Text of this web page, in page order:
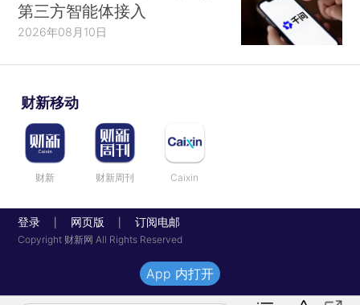
第三方智能体接入
2026年08月10日
财新移动
财新 财新周刊 Caixin
登录 网页版 订阅电邮
Copyright 财新网 All Rights Reserved
App 内打开